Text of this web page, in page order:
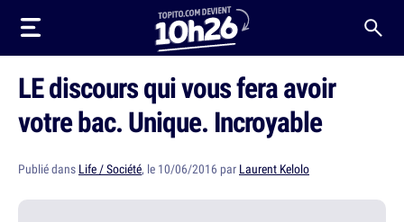
LE discours qui vous fera avoir
votre bac. Unique. Incroyable
Publié dans Life / Société, le 10/06/2016 par Laurent Kelolo